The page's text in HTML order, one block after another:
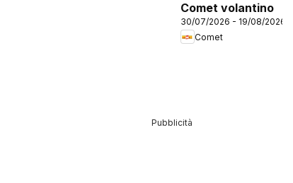
Comet volantino
30/07/2026 - 19/08/2026
Comet
Pubblicità